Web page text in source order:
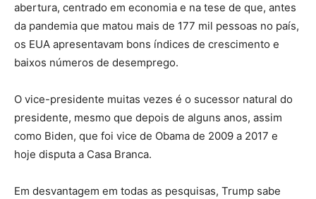
abertura, centrado em economia e na tese de que, antes
da pandemia que matou mais de 177 mil pessoas no país,
os EUA apresentavam bons índices de crescimento e
baixos números de desemprego.
O vice-presidente muitas vezes é o sucessor natural do
presidente, mesmo que depois de alguns anos, assim
como Biden, que foi vice de Obama de 2009 a 2017 e
hoje disputa a Casa Branca.
Em desvantagem em todas as pesquisas, Trump sabe